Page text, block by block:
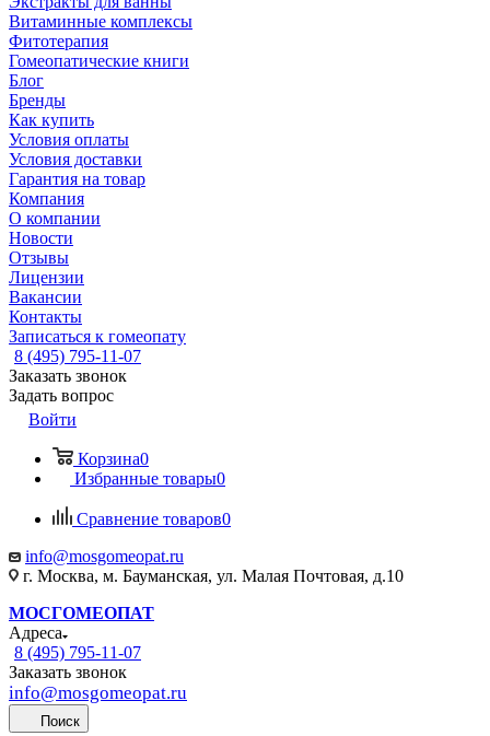
Витаминные комплексы
Фитотерапия
Гомеопатические книги
Блог
Бренды
Как купить
Условия оплаты
Условия доставки
Гарантия на товар
Компания
О компании
Новости
Отзывы
Лицензии
Вакансии
Контакты
Записаться к гомеопату
8 (495) 795-11-07
Заказать звонок
Задать вопрос
Войти
Корзина0
Избранные товары0
Сравнение товаров0
info@mosgomeopat.ru
г. Москва, м. Бауманская, ул. Малая Почтовая, д.10
МОСГОМЕОПАТ
Адреса
8 (495) 795-11-07
Заказать звонок
info@mosgomeopat.ru
Поиск